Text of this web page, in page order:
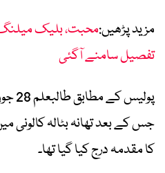
مزید پڑھیں:محبت، بلیک میلنگ
تفصیل سامنے آگئی
جس کے بعد تھانہ بٹالہ کالونی
کا مقدمہ درج کیا گیا تھا۔